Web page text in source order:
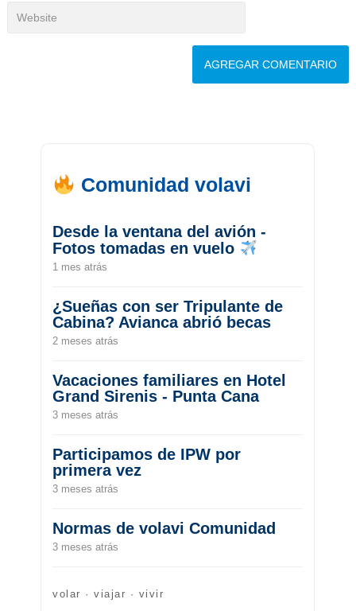
Comunidad volavi
Desde la ventana del avión -
Fotos tomadas en vuelo
1 mes atrás
¿Sueñas con ser Tripulante de
Cabina? Avianca abrió becas
2 meses atrás
Vacaciones familiares en Hotel
Grand Sirenis - Punta Cana
3 meses atrás
Participamos de IPW por
primera vez
3 meses atrás
Normas de volavi Comunidad
3 meses atrás
volar · viajar · vivir